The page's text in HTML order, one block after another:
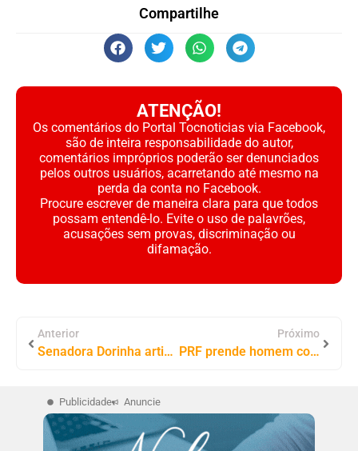
Compartilhe
ATENÇÃO!
Os comentários do Portal Tocnoticias via Facebook,
são de inteira responsabilidade do autor,
comentários impróprios poderão ser denunciados
pelos outros usuários, acarretando até mesmo na
perda da conta no Facebook.
Procure escrever de maneira clara para que todos
possam entendê-lo. Evite o uso de palavrões,
acusações sem provas, discriminação ou
difamação.
Anterior
Senadora Dorinha articula caravana do microcrédito e reforça agenda de desenvolvimento regional para o Tocantins
Próximo
PRF prende homem com mandado por homicídio durante fiscalização na BR-153, em Gurupi (TO)
Publicidade Anuncie